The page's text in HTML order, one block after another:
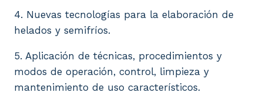
4. Nuevas tecnologías para la elaboración de
helados y semifríos.
5. Aplicación de técnicas, procedimientos y
modos de operación, control, limpieza y
mantenimiento de uso característicos.